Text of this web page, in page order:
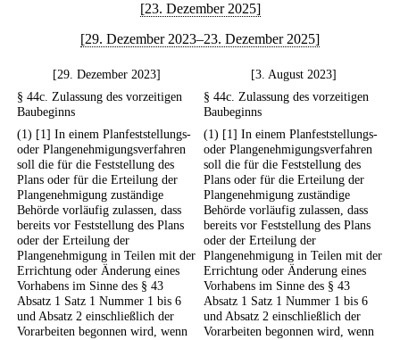
[23. Dezember 2025]
[29. Dezember 2023–23. Dezember 2025]
[29. Dezember 2023]
[3. August 2023]
§ 44c. Zulassung des vorzeitigen
Baubeginns
§ 44c. Zulassung des vorzeitigen
Baubeginns
(1) [1] In einem Planfeststellungs-
oder Plangenehmigungsverfahren
soll die für die Feststellung des
Plans oder für die Erteilung der
Plangenehmigung zuständige
Behörde vorläufig zulassen, dass
bereits vor Feststellung des Plans
oder der Erteilung der
Plangenehmigung in Teilen mit der
Errichtung oder Änderung eines
Vorhabens im Sinne des § 43
Absatz 1 Satz 1 Nummer 1 bis 6
und Absatz 2 einschließlich der
Vorarbeiten begonnen wird, wenn
(1) [1] In einem Planfeststellungs-
oder Plangenehmigungsverfahren
soll die für die Feststellung des
Plans oder für die Erteilung der
Plangenehmigung zuständige
Behörde vorläufig zulassen, dass
bereits vor Feststellung des Plans
oder der Erteilung der
Plangenehmigung in Teilen mit der
Errichtung oder Änderung eines
Vorhabens im Sinne des § 43
Absatz 1 Satz 1 Nummer 1 bis 6
und Absatz 2 einschließlich der
Vorarbeiten begonnen wird, wenn